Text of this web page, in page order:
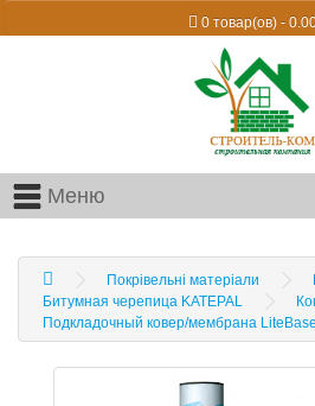
0 товар(ов) -
Меню
Покрівельні матеріали
Битумная черепица KATEPAL
Подкладочный ковер/мембрана